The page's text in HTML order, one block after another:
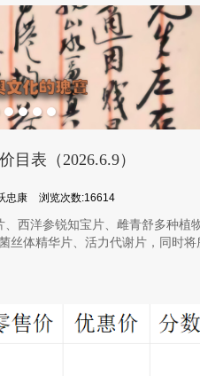
目表（2026.6.9）
忠康 浏览次数:16614
西洋参锐知宝片、雌青舒多种植
丝体精华片、活力代谢片，同时将